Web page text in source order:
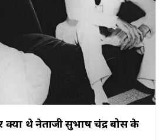
क्या थे नेताजी सुभाष चंद्र बोस के